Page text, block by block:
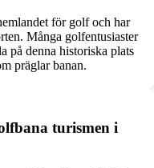
för golf och har
Många golfentusiaster
på denna historiska plats
präglar banan.
turismen i